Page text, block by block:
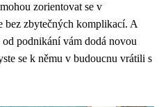
zorientovat se v
bez zbytečných komplikací. A
podnikání vám dodá novou
se k němu v budoucnu vrátili s